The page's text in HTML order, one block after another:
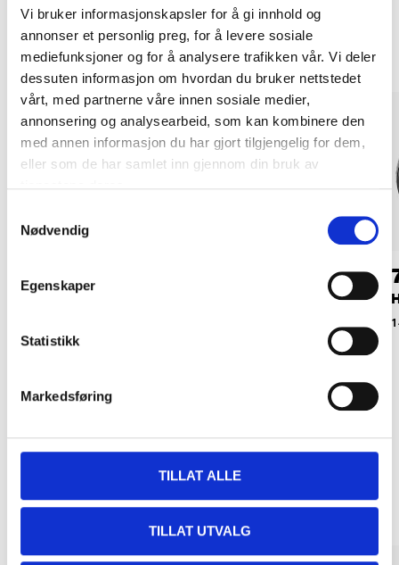
Vi bruker informasjonskapsler for å gi innhold og
annonser et personlig preg, for å levere sosiale
mediefunksjoner og for å analysere trafikken vår. Vi deler
dessuten informasjon om hvordan du bruker nettstedet
vårt, med partnerne våre innen sosiale medier,
annonsering og analysearbeid, som kan kombinere den
med annen informasjon du har gjort tilgjengelig for dem,
eller som de har samlet inn gjennom din bruk av
Nødvendig
Egenskaper
Statistikk
Markedsføring
TILLAT ALLE
TILLAT UTVALG
Andre kunder har også kjøpt
44
Gjengestang FZB,
19-0054
Relaterte produkter